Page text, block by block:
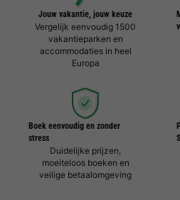
Jouw vakantie, jouw keuze
Vergelijk eenvoudig 1500
vakantieparken en
accommodaties in heel
Europa
Boek eenvoudig en zonder
stress
Duidelijke prijzen,
moeiteloos boeken en
veilige betaalomgeving